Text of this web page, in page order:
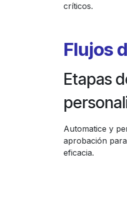
críticos.
Flujos
Etapas
Automatice y
aprobación
eficacia.